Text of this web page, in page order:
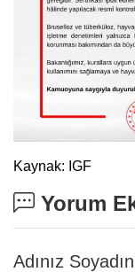
Kaynak: IGF
Yorum
Adınız